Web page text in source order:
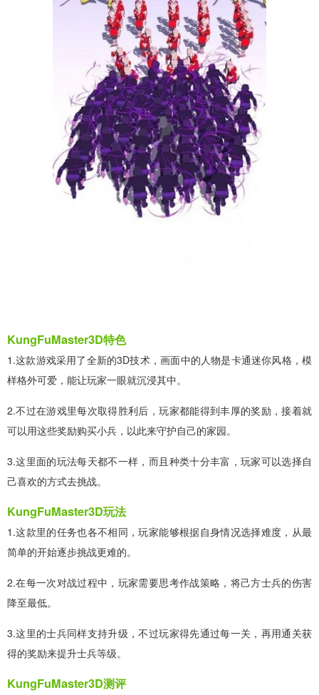
KungFuMaster3D特色
1.这款游戏采用了全新的3D技术，画面中的人物是卡通迷你风格，模
样格外可爱，能让玩家一眼就沉浸其中。
2.不过在游戏里每次取得胜利后，玩家都能得到丰厚的奖励，接着就
可以用这些奖励购买小兵，以此来守护自己的家园。
3.这里面的玩法每天都不一样，而且种类十分丰富，玩家可以选择自
己喜欢的方式去挑战。
KungFuMaster3D玩法
1.这款里的任务也各不相同，玩家能够根据自身情况选择难度，从最
简单的开始逐步挑战更难的。
2.在每一次对战过程中，玩家需要思考作战策略，将己方士兵的伤害
降至最低。
3.这里的士兵同样支持升级，不过玩家得先通过每一关，再用通关获
得的奖励来提升士兵等级。
KungFuMaster3D测评